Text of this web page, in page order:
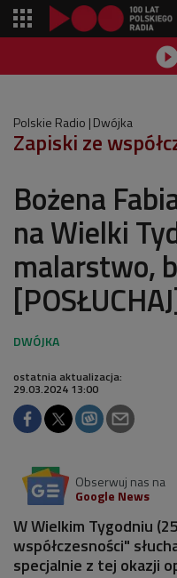
Polskie Radio Dwójka
Zapiski ze
Bożena
na Wielki
malarstwo,
ostatnia aktualizacja:
29.03.2024 13:00
Obserwuj nas na
Google News
W Wielkim Tygodniu
współczesności"
specjalnie z tej okazji